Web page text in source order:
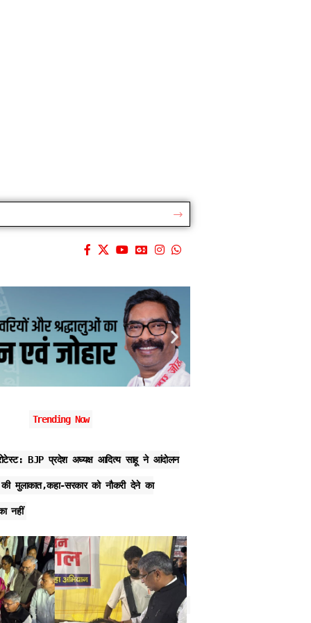
Trending Now
BJP प्रदेश अघ्यक्ष आदित्य साहू ने आंदोलन
मुलाकात,कहा-सरकार को नौकरी देने का
नहीं